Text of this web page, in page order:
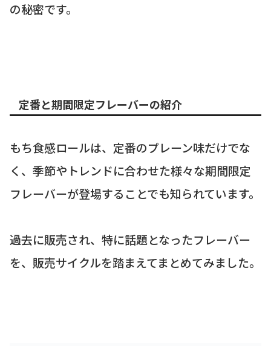
の秘密です。
定番と期間限定フレーバーの紹介
もち食感ロールは、定番のプレーン味だけでな
く、季節やトレンドに合わせた様々な期間限定
フレーバーが登場することでも知られています。
過去に販売され、特に話題となったフレーバー
を、販売サイクルを踏まえてまとめてみました。